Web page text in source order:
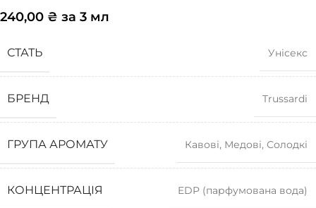
240,00 ₴ за 3 мл
СТАТЬ Унісекс
БРЕНД Trussardi
ГРУПА АРОМАТУ Кавові, Медові, Солодкі
КОНЦЕНТРАЦІЯ EDP (парфумована вода)